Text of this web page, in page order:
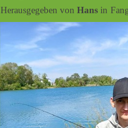
Herausgegeben von Hans in